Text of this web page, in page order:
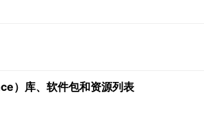
）库、软件包和资源列表